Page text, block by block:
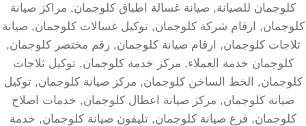
كلوجمان للصيانة, صيانة غسالة اطباق كلوجمان, مراكز صيانة
كلوجمان, ارقام شركة كلوجمان, توكيل غسالات كلوجمان, صيانة
ثلاجات كلوجمان, ارقام صيانة كلوجمان, رقم مختصر كلوجمان,
كلوجمان خدمة العملاء, مركز خدمة كلوجمان, توكيل ثلاجات
كلوجمان, الخط الساخن كلوجمان, مركز صيانة كلوجمان, توكيل
صيانة كلوجمان, مركز صيانة اعطال كلوجمان, خدمات اصلاح
كلوجمان, فرع صيانة كلوجمان, تليفون صيانة كلوجمان, خدمة